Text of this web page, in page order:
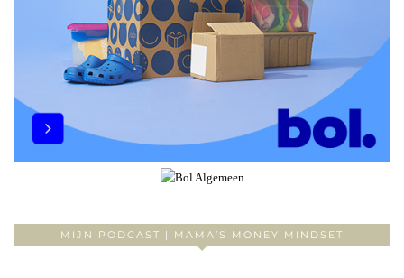
MIJN PODCAST | MAMA’S MONEY MINDSET